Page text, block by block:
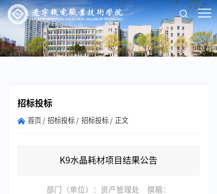
招标投标
首页 招标投标 招标投标 正文
K9水晶耗材项目结果公告
部门（单位）：资产管理处
撰稿：